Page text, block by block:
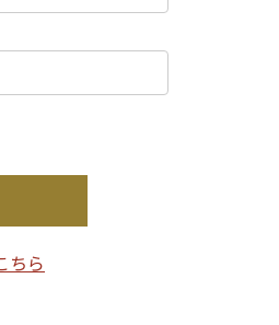
ちら